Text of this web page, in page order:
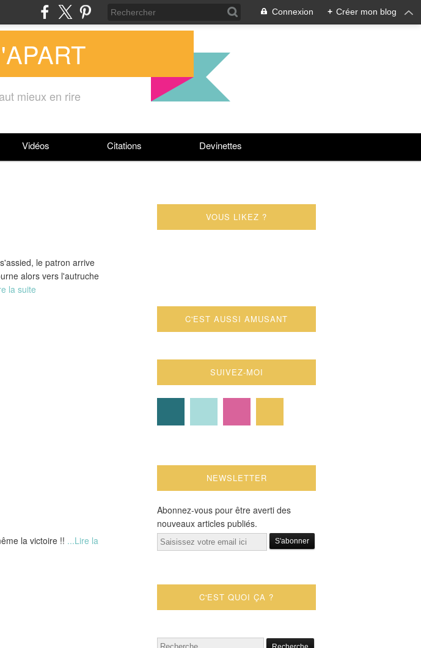
Connexion + Créer mon blog
mieux en rire
Vidéos Citations Devinettes
le patron arrive
alors vers l'autruche
la suite
la victoire !! ...Lire la
VOUS LIKEZ ?
C'EST AUSSI AMUSANT
SUIVEZ-MOI
NEWSLETTER
Abonnez-vous pour être averti des
nouveaux articles publiés.
Email
C'EST QUOI ÇA ?